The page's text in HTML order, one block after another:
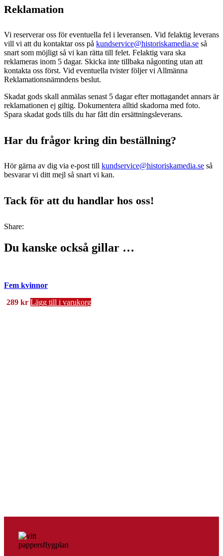
Reklamation
Vi reserverar oss för eventuella fel i leveransen. Vid felaktig leverans
vill vi att du kontaktar oss på kundservice@historiskamedia.se så
snart som möjligt så vi kan rätta till felet. Felaktig vara ska
reklameras inom 5 dagar. Skicka inte tillbaka någonting utan att
kontakta oss först. Vid eventuella tvister följer vi Allmänna
Reklamationsnämndens beslut.
Skadat gods skall anmälas senast 5 dagar efter mottagandet annars är
reklamationen ej giltig. Dokumentera alltid skadorna med foto.
Spara skadat gods tills du har fått din ersättningsleverans.
Har du frågor kring din beställning?
Hör gärna av dig via e-post till kundservice@historiskamedia.se så
besvarar vi ditt mejl så snart vi kan.
Tack för att du handlar hos oss!
Share:
Du kanske också gillar …
Fem kvinnor
289 kr Lägg till i varukorg